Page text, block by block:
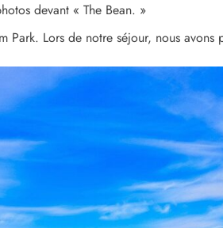
devant « The Bean. »
Lors de notre séjour, nous